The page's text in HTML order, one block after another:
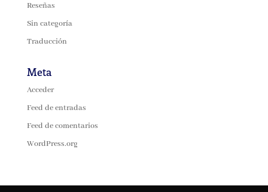
Reseñas
Sin categoría
Traducción
Meta
Acceder
Feed de entradas
Feed de comentarios
WordPress.org